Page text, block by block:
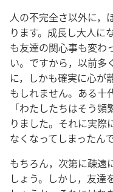
人の不完全さ以外に，
ります。成長し大人に
も友達の関心事も変わ
い。ですから，以前多
に，しかも確実に心が
もしれません。ある十
「わたしたちはそう
りました。それに実際
なくなってしまったん
もちろん，次第に疎遠
しょう。しかし，友達